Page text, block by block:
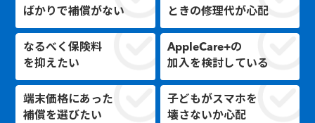
ばかりで補償がない
ときの修理代が心配
なるべく保険料
を抑えたい
AppleCare+の
加入を検討している
端末価格にあった
補償を選びたい
子どもがスマホを
壊さないか心配